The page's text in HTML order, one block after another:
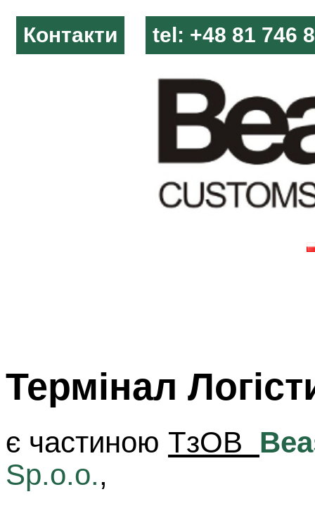
Контакти tel: +48 81 746
Термінал
є частиною ТзОВ
Sp.o.o.,